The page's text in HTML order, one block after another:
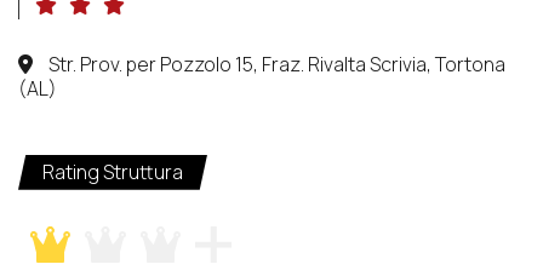
Str. Prov. per Pozzolo 15, Fraz. Rivalta Scrivia, Tortona
(AL)
Rating Struttura